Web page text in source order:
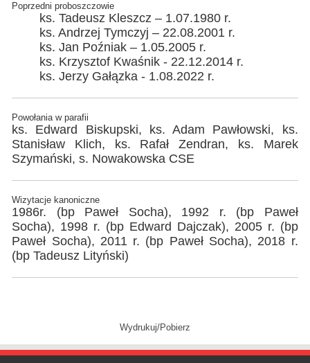
Poprzedni proboszczowie
ks. Tadeusz Kleszcz – 1.07.1980 r.
ks. Andrzej Tymczyj – 22.08.2001 r.
ks. Jan Poźniak – 1.05.2005 r.
ks. Krzysztof Kwaśnik - 22.12.2014 r.
ks. Jerzy Gałązka - 1.08.2022 r.
Powołania w parafii
ks. Edward Biskupski, ks. Adam Pawłowski, ks.
Stanisław Klich, ks. Rafał Zendran, ks. Marek
Szymański, s. Nowakowska CSE
Wizytacje kanoniczne
1986r. (bp Paweł Socha), 1992 r. (bp Paweł
Socha), 1998 r. (bp Edward Dajczak), 2005 r. (bp
Paweł Socha), 2011 r. (bp Paweł Socha), 2018 r.
(bp Tadeusz Lityński)
Wydrukuj/Pobierz